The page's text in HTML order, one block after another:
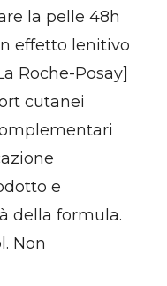
la pelle 48h
effetto lenitivo
Roche-Posay]
cutanei
e
della formula.
Non